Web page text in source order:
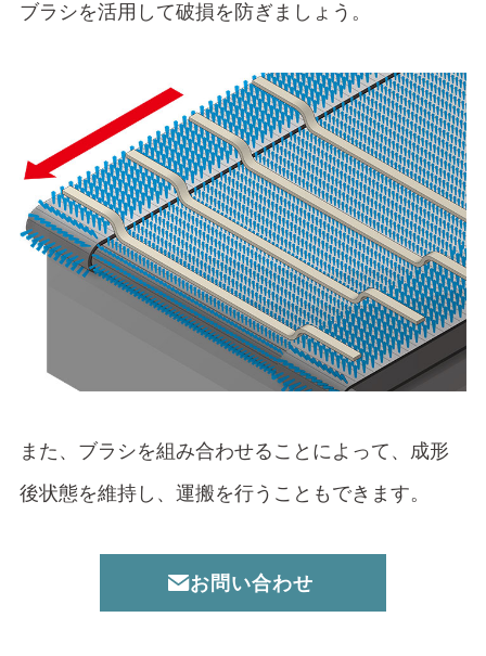
ブラシを活用して破損を防ぎましょう。
また、ブラシを組み合わせることによって、成形
後状態を維持し、運搬を行うこともできます。
お問い合わせ